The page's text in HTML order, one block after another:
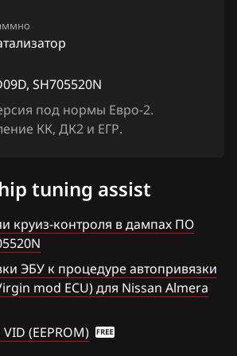
SH705520N
под нормы Евро-2.
КК, ДК2 и ЕГР.
tuning assist
круиз-контроля в дампах ПО
ЭБУ к процедуре автопривязки
mod ECU) для Nissan Almera
(EEPROM)